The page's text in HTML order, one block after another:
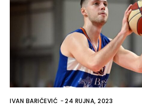
IVAN BARIČEVIĆ -24 RUJNA, 2023